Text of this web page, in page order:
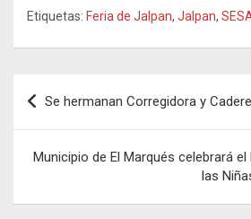
Etiquetas: Feria de Jalpan, Jalpan,
Navegación
de
entradas
Se hermanan Corregidora y
Municipio de El Marqués celebrará el
las